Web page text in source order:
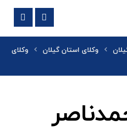
وکلای استان گیلان
وکلای